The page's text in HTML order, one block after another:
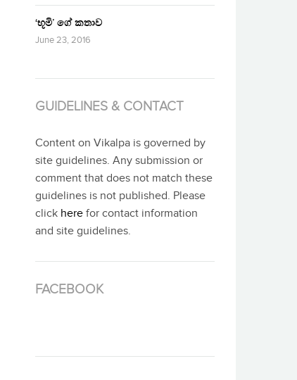
‘භූමි’ ගේ කතාව
June 23, 2016
GUIDELINES & CONTACT
Content on Vikalpa is governed by
site guidelines. Any submission or
comment that does not match these
guidelines is not published. Please
click here for contact information
and site guidelines.
FACEBOOK